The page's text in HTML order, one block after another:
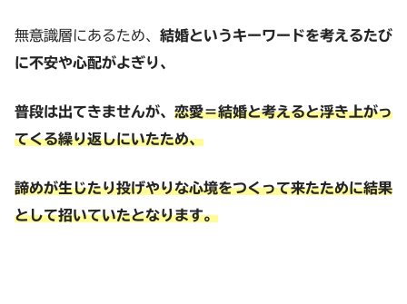
無意識層にあるため、 結婚というキーワードを考えるたび
に不安や心配がよぎり、
普段は出てきませんが、 恋愛＝結婚と考えると浮き上がっ
てくる繰り返しにいたため、
諦めが生じたり投げやりな心境をつくって来たために結果
として招いていたとなります。